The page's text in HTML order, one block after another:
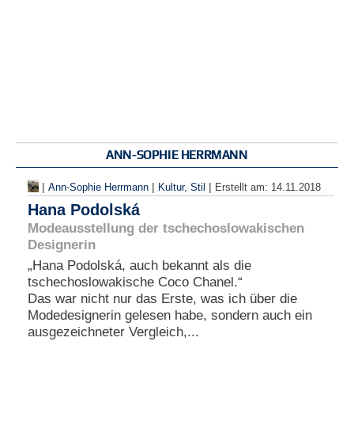
ANN-SOPHIE HERRMANN
| Ann-Sophie Herrmann | Kultur, Stil | Erstellt am: 14.11.2018
Hana Podolská
Modeausstellung der tschechoslowakischen
Designerin
„Hana Podolská, auch bekannt als die
tschechoslowakische Coco Chanel.“
Das war nicht nur das Erste, was ich über die
Modedesignerin gelesen habe, sondern auch ein
ausgezeichneter Vergleich,...